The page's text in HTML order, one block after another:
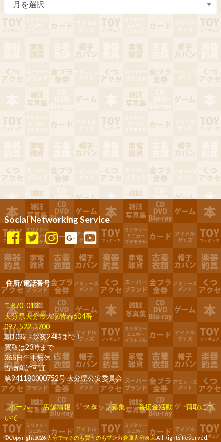
Social Networking Service
住所/電話番号
〒870-0131
大分県大分市大字皆春604番
097-522-2700
朝10時～深夜24時まで！
買取は23時まで
365日年中無休！
古物商許可証
第941180000752号 大分県公安委員会
ホーム 店舗情報 スタッフ募集 義援金活動
買取につ
いて
©Copyright2026大分で売るのも買うのもマンガ倉庫大分東店.All Rights Reserved.